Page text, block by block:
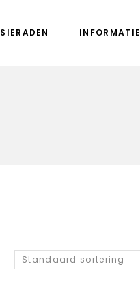
SIERADEN INFORMATIE
Standaard sortering